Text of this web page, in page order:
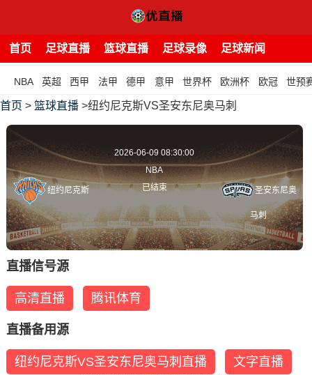
首页 足球直播 篮球直播 足球录像 足球新闻
NBA 英超 西甲 法甲 德甲 意甲 世界杯 欧洲杯 欧冠 世预
首页 > 篮球直播 >纽约尼克斯VS圣安东尼奥马刺
纽约尼克斯
2026-06-09 08:30:00
NBA
已结束
圣安东尼奥
马刺
直播信号源
高清直播 腾讯体育
直播备用源
纽约尼克斯VS圣安东尼奥马刺直播 文字直播